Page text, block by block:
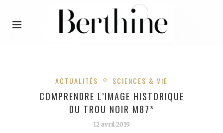
ACTUALITÉS SCIENCES & VIE
COMPRENDRE L’IMAGE HISTORIQUE
DU TROU NOIR M87*
12 avril 2019